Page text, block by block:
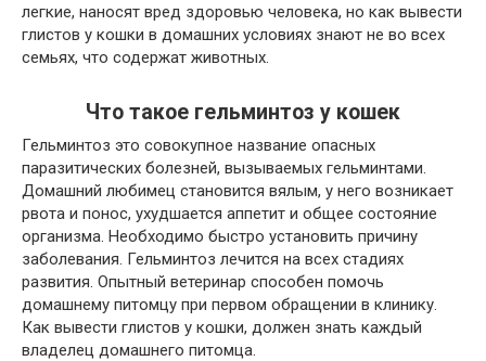
легкие, наносят вред здоровью человека, но как вывести
глистов у кошки в домашних условиях знают не во всех
семьях, что содержат животных.
Что такое гельминтоз у кошек
Гельминтоз это совокупное название опасных
паразитических болезней, вызываемых гельминтами.
Домашний любимец становится вялым, у него возникает
рвота и понос, ухудшается аппетит и общее состояние
организма. Необходимо быстро установить причину
заболевания. Гельминтоз лечится на всех стадиях
развития. Опытный ветеринар способен помочь
домашнему питомцу при первом обращении в клинику.
Как вывести глистов у кошки, должен знать каждый
владелец домашнего питомца.